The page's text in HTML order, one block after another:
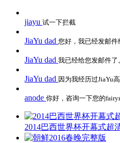
jiayu 试一下拦截
JiaYu dad 您好，我已经发邮件
JiaYu dad 我已经给您发邮件了
JiaYu dad 因为我经历过JiaYu
anode 你好，咨询一下您的
2014巴西世界杯开幕式超